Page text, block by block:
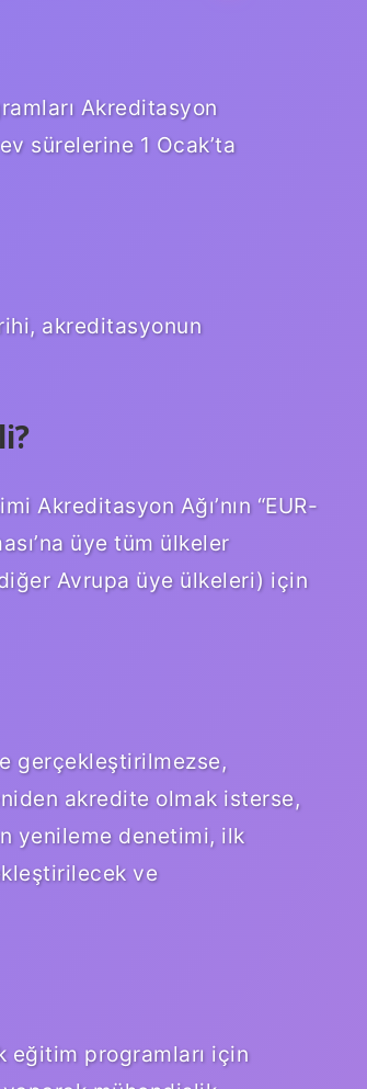
Akreditasyon
sürelerine 1 Ocak’ta
akreditasyonun
Akreditasyon Ağı’nın “EUR-
üye tüm ülkeler
Avrupa üye ülkeleri) için
gerçekleştirilmezse,
akredite olmak isterse,
yenileme denetimi, ilk
ve
eğitim programları için